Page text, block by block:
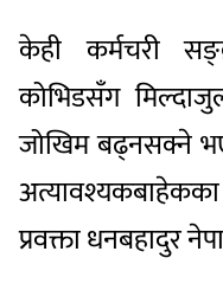
केही कर्मचरी
कोभिडसँग
जोखिम बढ्नसक्ने
प्रवक्ता धनबहादुर